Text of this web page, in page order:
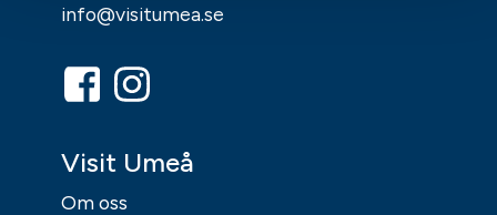
info@visitumea.se
Visit Umeå
Om oss